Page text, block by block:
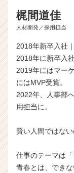
梶間道佳
人材開発／採用担当
2018年新卒入社
2018年に新卒入
2019年にはマー
にはMVP受賞。
2022年、人事部
用担当に。
賢い人間ではな
仕事のテーマは「
青春とは、でき